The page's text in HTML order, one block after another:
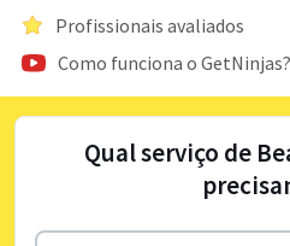
Profissionais avaliados
Como funciona o GetNinjas?
Qual serviço de